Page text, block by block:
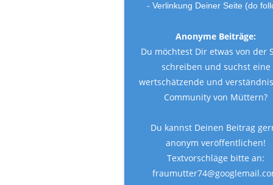
- Verlinkung Deiner Seite (do
Anonyme Beiträge:
Du möchtest Dir etwas von der
schreiben und suchst eine
wertschätzende und
Community von Müttern?
Du kannst Deinen Beitrag
anonym veröffentlichen!
Textvorschläge bitte an: